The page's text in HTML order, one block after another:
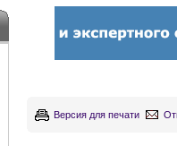
Версия для печати